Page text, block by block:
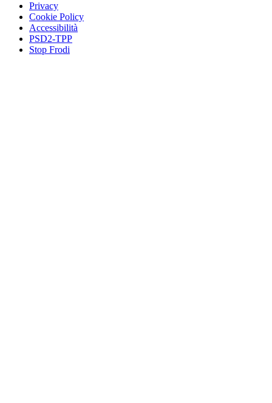
Privacy
Cookie Policy
Accessibilità
PSD2-TPP
Stop Frodi